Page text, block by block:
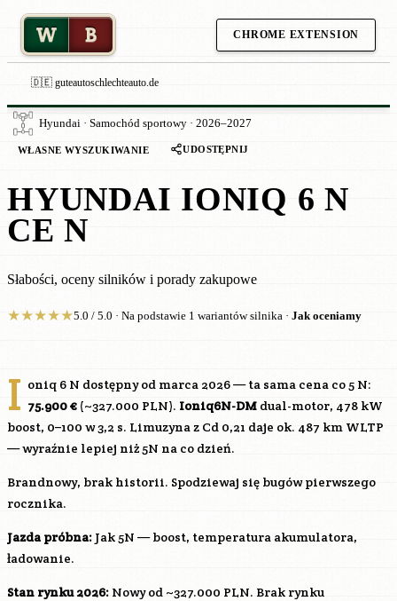
W B CHROME EXTENSION
🇩🇪 guteautoschlechteauto.de
Hyundai · Samochód sportowy · 2026–2027
WŁASNE WYSZUKIWANIE UDOSTĘPNIJ
HYUNDAI IONIQ 6 N
CE N
Słabości, oceny silników i porady zakupowe
★★★★★5.0 / 5.0 · Na podstawie 1 wariantów silnika · Jak oceniamy
I oniq 6 N dostępny od marca 2026 — ta sama cena co 5 N:
75.900 € (~327.000 PLN). Ioniq6N-DM dual-motor, 478 kW
boost, 0–100 w 3,2 s. Limuzyna z Cd 0,21 daje ok. 487 km WLTP
— wyraźnie lepiej niż 5N na co dzień.
Brandnowy, brak historii. Spodziewaj się bugów pierwszego
rocznika.
Jazda próbna: Jak 5N — boost, temperatura akumulatora,
ładowanie.
Stan rynku 2026: Nowy od ~327.000 PLN. Brak rynku